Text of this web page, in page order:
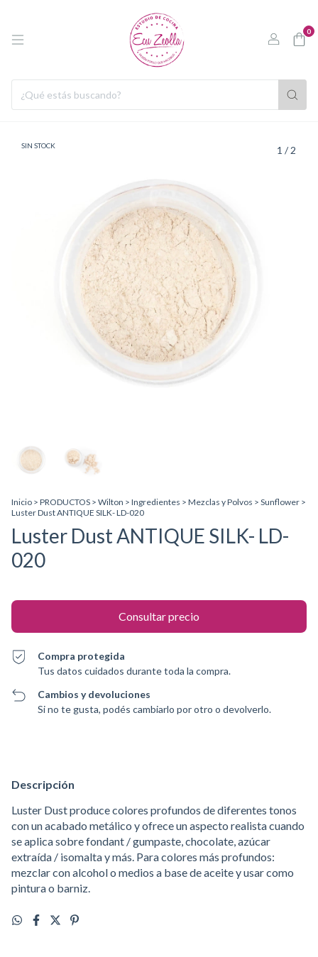
0
SIN STOCK 1 / 2
Inicio > PRODUCTOS > Wilton > Ingredientes > Mezclas y Polvos > Sunflower >
Luster Dust ANTIQUE SILK- LD-020
Luster Dust ANTIQUE SILK- LD-
020
Compra protegida
Tus datos cuidados durante toda la compra.
Cambios y devoluciones
Si no te gusta, podés cambiarlo por otro o devolverlo.
Descripción
Luster Dust produce colores profundos de diferentes tonos
con un acabado metálico y ofrece un aspecto realista cuando
se aplica sobre fondant / gumpaste, chocolate, azúcar
extraída / isomalta y más. Para colores más profundos:
mezclar con alcohol o medios a base de aceite y usar como
pintura o barniz.